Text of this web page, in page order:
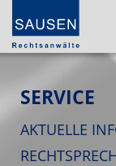
SERVICE
AKTUELLE